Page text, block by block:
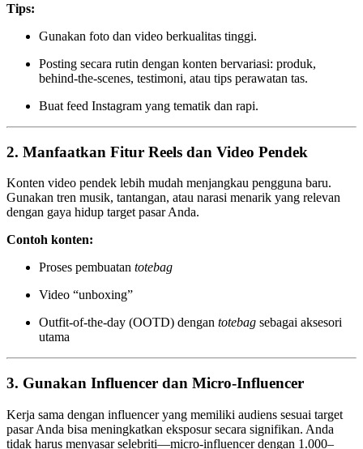
Tips:
Gunakan foto dan video berkualitas tinggi.
Posting secara rutin dengan konten bervariasi: produk,
behind-the-scenes, testimoni, atau tips perawatan tas.
Buat feed Instagram yang tematik dan rapi.
2. Manfaatkan Fitur Reels dan Video Pendek
Konten video pendek lebih mudah menjangkau pengguna baru.
Gunakan tren musik, tantangan, atau narasi menarik yang relevan
dengan gaya hidup target pasar Anda.
Contoh konten:
Proses pembuatan totebag
Video “unboxing”
Outfit-of-the-day (OOTD) dengan totebag sebagai aksesori
utama
3. Gunakan Influencer dan Micro-Influencer
Kerja sama dengan influencer yang memiliki audiens sesuai target
pasar Anda bisa meningkatkan eksposur secara signifikan. Anda
tidak harus menyasar selebriti—micro-influencer dengan 1.000–